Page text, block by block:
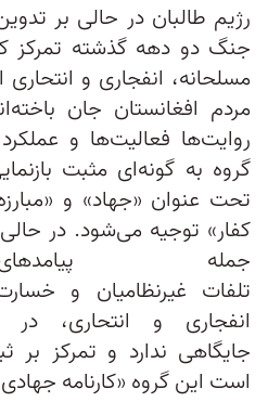
رژیم طالبان در حالی بر
جنگ دو دهه گذشته تمرکز
مسلحانه، انفجاری و
مردم افغانستان جان
روایت‌ها فعالیت‌ها و
گروه به گونه‌‌ای مثبت
تحت عنوان «جهاد» و
کفار» توجیه می‌شود. در
جمله
تلفات غیرنظامیان و
انفجاری و انتحاری،
جایگاهی ندارد و تمرکز
است این گروه «کارنامه‌